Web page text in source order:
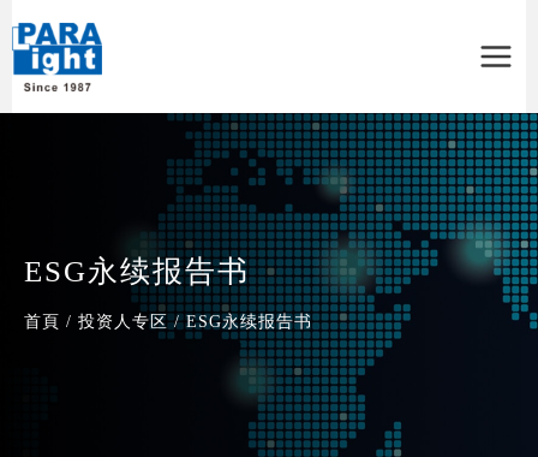
Menu
ESG永续报告书
首頁 / 投资人专区 / ESG永续报告书